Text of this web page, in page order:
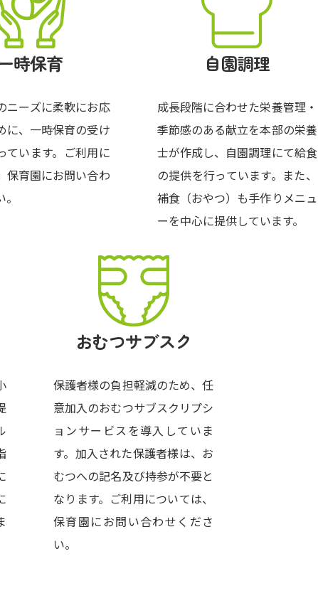
時保育
ニーズに柔軟にお応
に、一時保育の受け
ています。ご利用に
保育園にお問い合わ
自園調理
成長段階に合わせた栄養管理・
季節感のある献立を本部の栄養
士が作成し、自園調理にて給食
の提供を行っています。また、
補食（おやつ）も手作りメニュ
ーを中心に提供しています。
おむつサブスク
保護者様の負担軽減のため、任
意加入のおむつサブスクリプシ
ョンサービスを導入していま
す。加入された保護者様は、お
むつへの記名及び持参が不要と
なります。ご利用については、
保育園にお問い合わせくださ
い。